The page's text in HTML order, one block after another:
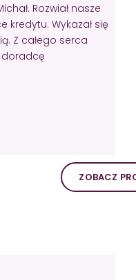
Rozwiał nasze
kredytu. Wykazał się
Z całego serca
doradcę
ZOBACZ